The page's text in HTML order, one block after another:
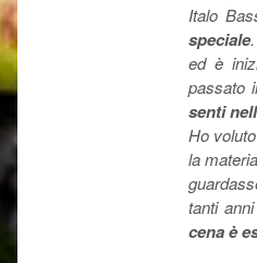
Italo
speciale
ed è
passato
senti
Ho
la
tanti
cena è